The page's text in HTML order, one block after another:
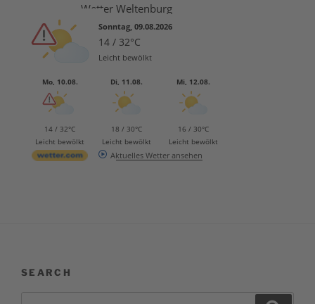
Wetter Weltenburg
Sonntag, 09.08.2026
14 / 32°C
Leicht bewölkt
Mo, 10.08.
14 / 32°C
Leicht bewölkt
Di, 11.08.
18 / 30°C
Leicht bewölkt
Mi, 12.08.
16 / 30°C
Leicht bewölkt
Aktuelles Wetter ansehen
SEARCH